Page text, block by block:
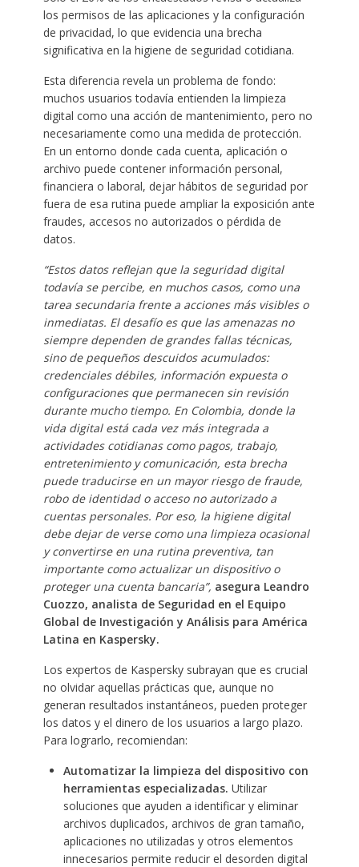
los permisos de las aplicaciones y la configuración
de privacidad, lo que evidencia una brecha
significativa en la higiene de seguridad cotidiana.
Esta diferencia revela un problema de fondo:
muchos usuarios todavía entienden la limpieza
digital como una acción de mantenimiento, pero no
necesariamente como una medida de protección.
En un entorno donde cada cuenta, aplicación o
archivo puede contener información personal,
financiera o laboral, dejar hábitos de seguridad por
fuera de esa rutina puede ampliar la exposición ante
fraudes, accesos no autorizados o pérdida de
datos.
“Estos datos reflejan que la seguridad digital
todavía se percibe, en muchos casos, como una
tarea secundaria frente a acciones más visibles o
inmediatas. El desafío es que las amenazas no
siempre dependen de grandes fallas técnicas,
sino de pequeños descuidos acumulados:
credenciales débiles, información expuesta o
configuraciones que permanecen sin revisión
durante mucho tiempo. En Colombia, donde la
vida digital está cada vez más integrada a
actividades cotidianas como pagos, trabajo,
entretenimiento y comunicación, esta brecha
puede traducirse en un mayor riesgo de fraude,
robo de identidad o acceso no autorizado a
cuentas personales. Por eso, la higiene digital
debe dejar de verse como una limpieza ocasional
y convertirse en una rutina preventiva, tan
importante como actualizar un dispositivo o
proteger una cuenta bancaria”, asegura Leandro
Cuozzo, analista de Seguridad en el Equipo
Global de Investigación y Análisis para América
Latina en Kaspersky.
Los expertos de Kaspersky subrayan que es crucial
no olvidar aquellas prácticas que, aunque no
generan resultados instantáneos, pueden proteger
los datos y el dinero de los usuarios a largo plazo.
Para lograrlo, recomiendan:
Automatizar la limpieza del dispositivo con
herramientas especializadas. Utilizar
soluciones que ayuden a identificar y eliminar
archivos duplicados, archivos de gran tamaño,
aplicaciones no utilizadas y otros elementos
innecesarios permite reducir el desorden digital